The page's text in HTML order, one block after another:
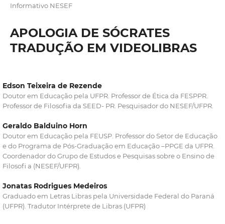
Informativo NESEF
APOLOGIA DE SÓCRATES
TRADUÇÃO EM VIDEOLIBRAS
Edson Teixeira de Rezende
Doutor em Educação pela UFPR. Professor de Ética da FESPPR.
Professor de Filosofia da SEED- PR. Pesquisador do NESEF/UFPR.
Geraldo Balduino Horn
Doutor em Educação pela FEUSP. Professor do Setor de Educação
e do Programa de Pós-Graduação em Educação –PPGE da UFPR.
Coordenador do Grupo de Estudos e Pesquisas sobre o Ensino de
Filosofi a (NESEF/UFPR).
Jonatas Rodrigues Medeiros
Graduado em Letras Libras pela Universidade Federal do Paraná
(UFPR). Tradutor Intérprete de Libras (UFPR)